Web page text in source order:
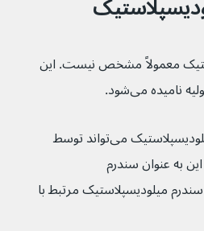
معمولاً مشخص نیست. این
نامیده می‌شود.
در موارد نادری، سندرم میلودیسپلاستیک می‌تواند توسط
به عنوان سندرم
میلودیسپلاستیک مرتبط با